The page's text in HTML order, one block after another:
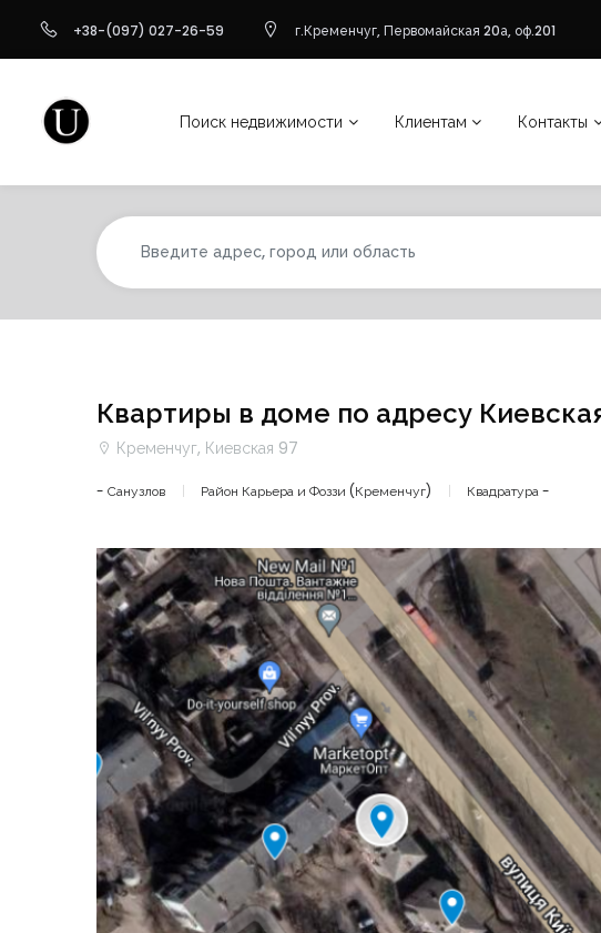
+38-(097) 027-26-59 г.Кременчуг, Первомайская 20а, оф.201
Поиск недвижимости Клиентам Контакты
Квартиры в доме по адресу
Кременчуг, Киевская 97
- Санузлов Район Карьера и Фоззи (Кременчуг) Квадратура -